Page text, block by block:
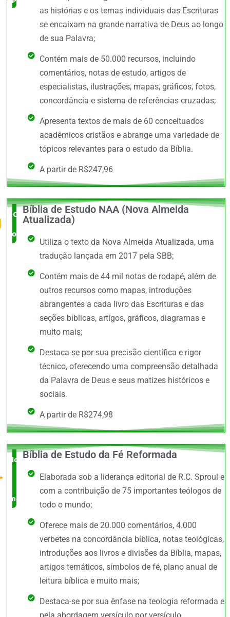
as histórias e os temas individuais das Escrituras
se encaixam na grande narrativa de Deus ao longo
de sua Palavra;
Contém mais de 50.000 recursos, incluindo
comentários, notas de estudo, artigos de
especialistas, ilustrações, mapas, gráficos, fotos,
concordância e sistema de referências cruzadas;
Apresenta textos de mais de 60 conceituados
acadêmicos cristãos e abrange uma variedade de
tópicos relevantes para o estudo da Bíblia.
A partir de R$247,96
O Mais
completo
Bíblia de Estudo NAA (Nova Almeida
Atualizada)
Utiliza o texto da Nova Almeida Atualizada, uma
tradução lançada em 2017 pela SBB;
Contém mais de 44 mil notas de rodapé, além de
outros recursos como mapas, introduções
abrangentes a cada livro das Escrituras e das
seções bíblicas, artigos, gráficos, diagramas e
muito mais;
Destaca-se por sua precisão científica e rigor
técnico, oferecendo uma compreensão detalhada
da Palavra de Deus e seus matizes históricos e
sociais.
A partir de R$274,98
Novidade
no
mercado
Bíblia de Estudo da Fé Reformada
Elaborada sob a liderança editorial de R.C. Sproul e
com a contribuição de 75 importantes teólogos de
todo o mundo;
Oferece mais de 20.000 comentários, 4.000
verbetes na concordância bíblica, notas teológicas,
introduções aos livros e divisões da Bíblia, mapas,
artigos temáticos, símbolos de fé, plano anual de
leitura bíblica e muito mais;
Destaca-se por sua ênfase na teologia reformada e